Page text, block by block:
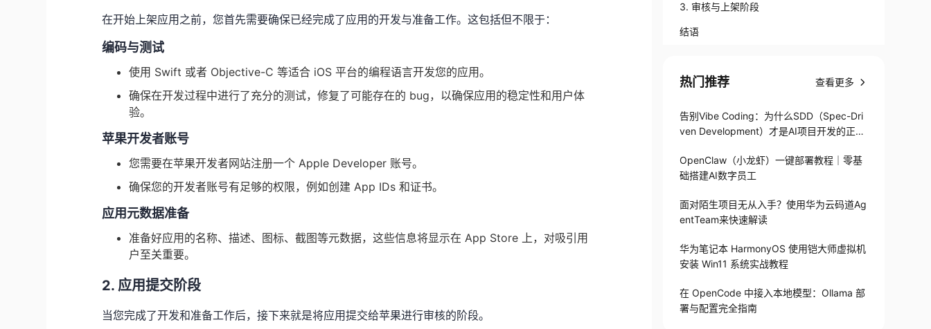
在开始上架应用之前，您首先需要确保已经完成了应用的开发与准备工作。这包括但不限于：
编码与测试
使用 Swift 或者 Objective-C 等适合 iOS 平台的编程语言开发您的应用。
确保在开发过程中进行了充分的测试，修复了可能存在的 bug，以确保应用的稳定性和用户体
验。
苹果开发者账号
您需要在苹果开发者网站注册一个 Apple Developer 账号。
确保您的开发者账号有足够的权限，例如创建 App IDs 和证书。
应用元数据准备
准备好应用的名称、描述、图标、截图等元数据，这些信息将显示在 App Store 上，对吸引用
户至关重要。
2. 应用提交阶段
当您完成了开发和准备工作后，接下来就是将应用提交给苹果进行审核的阶段。
3. 审核与上架阶段
结语
热门推荐 查看更多
告别Vibe Coding：为什么SDD（Spec-Dri
ven Development）才是AI项目开发的正确
OpenClaw（小龙虾）一键部署教程｜零基
础搭建AI数字员工
面对陌生项目无从入手？使用华为云码道Ag
entTeam来快速解读
华为笔记本 HarmonyOS 使用铠大师虚拟机
安装 Win11 系统实战教程
在 OpenCode 中接入本地模型：Ollama 部
署与配置完全指南